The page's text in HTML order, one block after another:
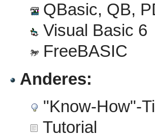
QBasic, QB,
Visual Basic 6
FreeBASIC
Anderes:
"Know-How"-
Tutorial